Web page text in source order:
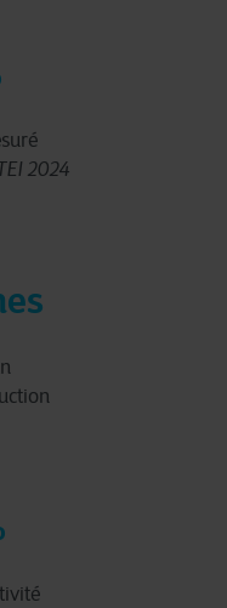
2024